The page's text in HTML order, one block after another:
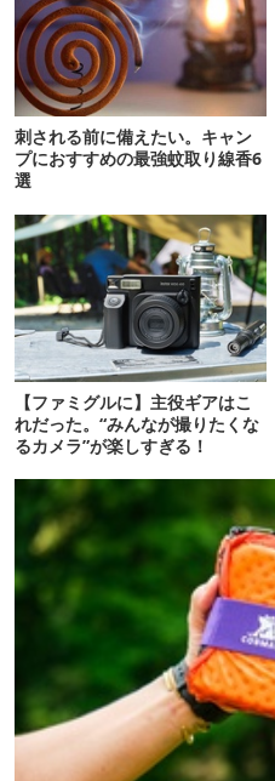
刺される前に備えたい。キャン
プにおすすめの最強蚊取り線香6
選
【ファミグルに】主役ギアはこ
れだった。“みんなが撮りたくな
るカメラ”が楽しすぎる！